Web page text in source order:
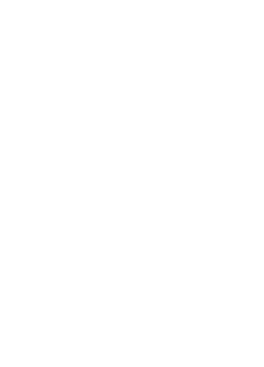
по подготовке и